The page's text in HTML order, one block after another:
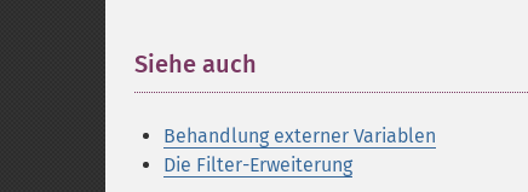
Siehe auch
Behandlung externer Variablen
Die Filter-Erweiterung